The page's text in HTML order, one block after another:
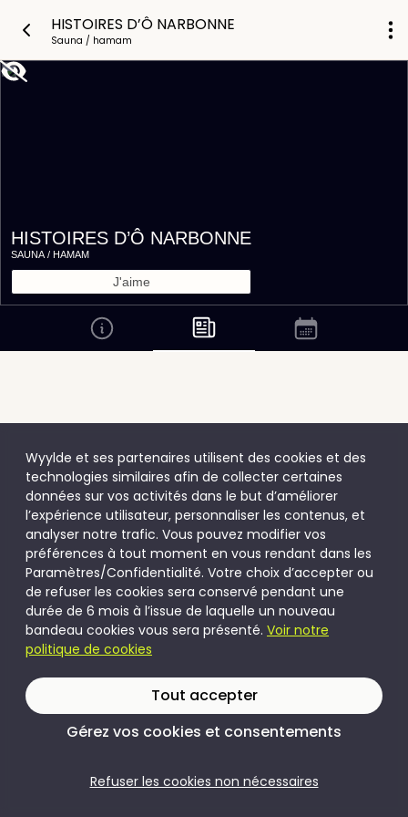
HISTOIRES D’Ô NARBONNE
Sauna / hamam
HISTOIRES D’Ô NARBONNE
SAUNA / HAMAM
J'aime
Wyylde et ses partenaires utilisent des cookies et des
technologies similaires afin de collecter certaines
données sur vos activités dans le but d’améliorer
l’expérience utilisateur, personnaliser les contenus, et
analyser notre trafic. Vous pouvez modifier vos
préférences à tout moment en vous rendant dans les
Paramètres/Confidentialité. Votre choix d’accepter ou
de refuser les cookies sera conservé pendant une
durée de 6 mois à l’issue de laquelle un nouveau
bandeau cookies vous sera présenté. Voir notre
politique de cookies
Tout accepter
Gérez vos cookies et consentements
Refuser les cookies non nécessaires